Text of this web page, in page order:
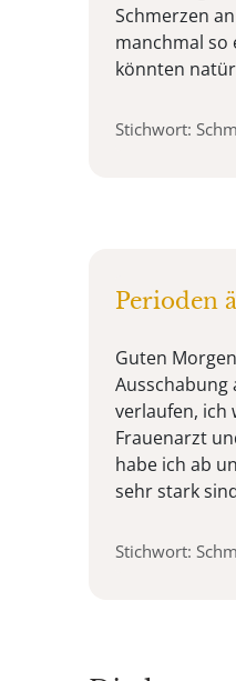
Schmerzen
manchmal so
könnten
Stichwort:
Perioden
Guten
verlaufen, ich
Frauenarzt
habe ich ab
sehr stark
Stichwort: